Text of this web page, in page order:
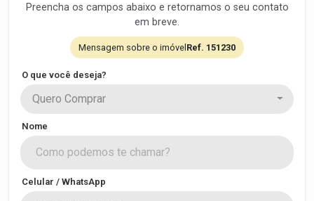
Preencha os campos abaixo e retornamos o seu contato
em breve.
Mensagem sobre o imóvelRef. 151230
O que você deseja?
Quero Comprar
Nome
Celular / WhatsApp